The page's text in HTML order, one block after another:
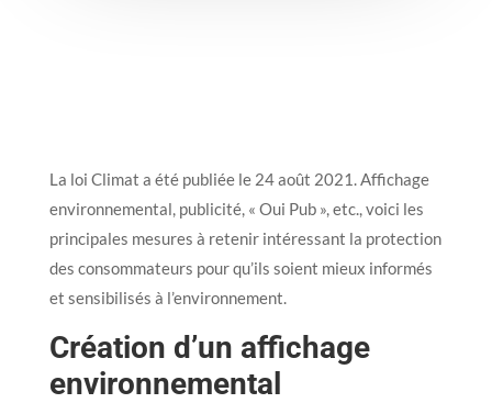
La loi Climat a été publiée le 24 août 2021. Affichage
environnemental, publicité, « Oui Pub », etc., voici les
principales mesures à retenir intéressant la protection
des consommateurs pour qu’ils soient mieux informés
et sensibilisés à l’environnement.
Création d’un affichage
environnemental